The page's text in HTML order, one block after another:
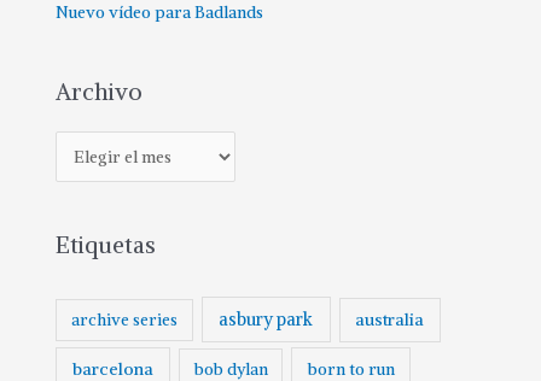
Nuevo vídeo para Badlands
Archivo
Etiquetas
archive series asbury park australia
barcelona bob dylan born to run